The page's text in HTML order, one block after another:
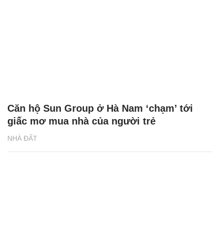
NHÀ ĐẤT
Căn hộ Sun Group ở Hà Nam ‘chạm’ tới
giấc mơ mua nhà của người trẻ